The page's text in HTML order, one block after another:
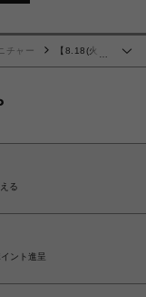
チャー
【8.18(火)
る
ント進呈